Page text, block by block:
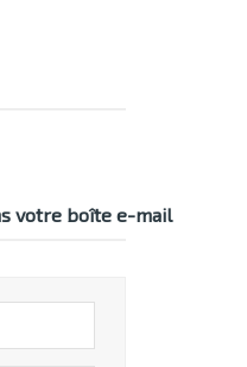
votre boîte e-mail